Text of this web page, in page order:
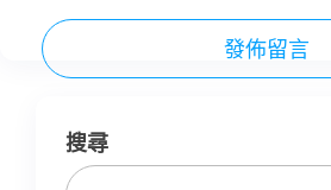
搜尋